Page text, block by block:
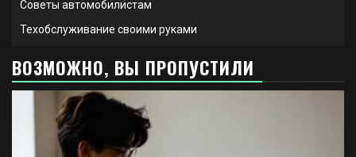
Советы автомобилистам
Техобслуживание своими руками
ВОЗМОЖНО, ВЫ ПРОПУСТИЛИ